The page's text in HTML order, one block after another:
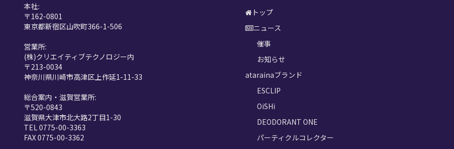
本社:
〒162-0801
東京都新宿区山吹町366-1-506
営業所:
(株)クリエイティブテクノロジー内
〒213-0034
神奈川県川崎市高津区上作延1-11-33
総合案内・滋賀営業所:
〒520-0843
滋賀県大津市北大路2丁目1-30
TEL 0775-00-3363
FAX 0775-00-3362
トップ
ニュース
催事
お知らせ
atarainaブランド
ESCLIP
OiSHi
DEODORANT ONE
パーティクルコレクター